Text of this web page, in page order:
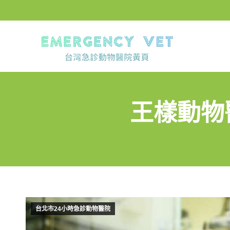
王樣動
台北市24小時急診動物醫院